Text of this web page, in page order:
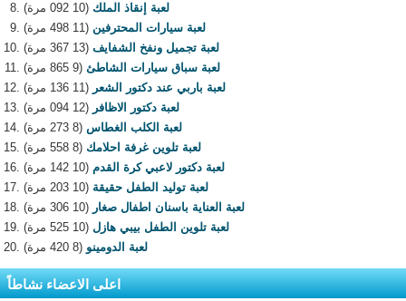
لعبة إنقاذ الملك (10 092 مرة)
لعبة سيارات المحترفين (11 498 مرة)
لعبة تجميل ونفخ الشفايف (13 367 مرة)
لعبة سباق سيارات الشاطئ (9 865 مرة)
لعبة باربي عند دكتور الشعر (11 136 مرة)
لعبة دكتور الاظافر (12 094 مرة)
لعبة الكلب الغطاس (8 273 مرة)
لعبة تلوين غرفة احلامك (8 558 مرة)
لعبة دكتور لاعبي كرة القدم (10 142 مرة)
لعبة توليد الطفل حقيقة (10 203 مرة)
لعبة العناية باسنان اطفال صغار (10 306 مرة)
لعبة تلوين الطفل بيبي هازل (10 525 مرة)
لعبة الدومينو (8 420 مرة)
اعلى الاعضاء نشاطاً